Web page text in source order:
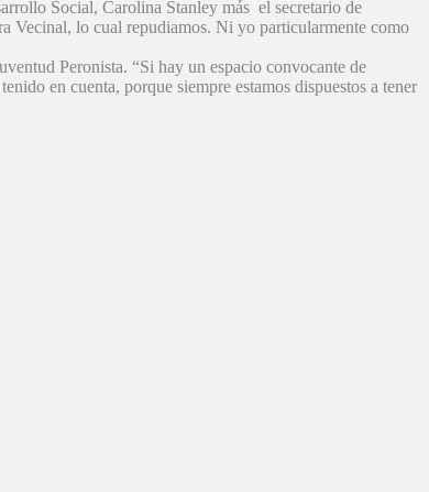
Social, Carolina Stanley más el secretario de
Vecinal, lo cual repudiamos. Ni yo particularmente como
Peronista. “Si hay un espacio convocante de
en cuenta, porque siempre estamos dispuestos a tener